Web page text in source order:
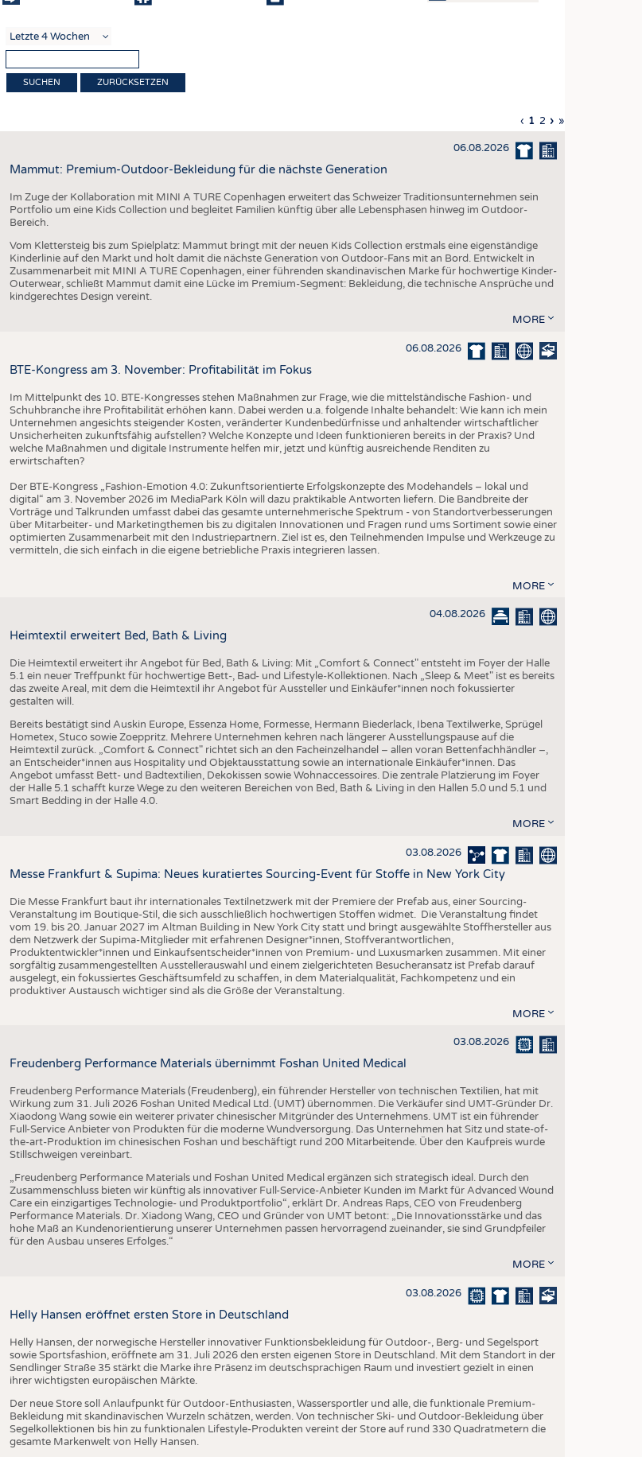
RECYCLING
TECHNISCHE TEXTILIEN
MEDIZIN
HAUS- UND HEIMTEXTILIEN
AUSSCHREIBUNGEN
DTV AUSSCHREIBUNGSDIENST
TERMINE
BRANCHENTERMINE
ZURÜCKSETZEN
Vorherige
Seite
‹ Aktuelle
Seite
1 Seite
2 Nächste
Seite
› Letzte
Seite
»
06.08.2026
Mammut: Premium-Outdoor-Bekleidung für die nächste Generation
Im Zuge der Kollaboration mit MINI A TURE Copenhagen erweitert das Schweizer Traditionsunternehmen sein
Portfolio um eine Kids Collection und begleitet Familien künftig über alle Lebensphasen hinweg im Outdoor-
Bereich.
Vom Klettersteig bis zum Spielplatz: Mammut bringt mit der neuen Kids Collection erstmals eine eigenständige
Kinderlinie auf den Markt und holt damit die nächste Generation von Outdoor-Fans mit an Bord. Entwickelt in
Zusammenarbeit mit MINI A TURE Copenhagen, einer führenden skandinavischen Marke für hochwertige Kinder-
Outerwear, schließt Mammut damit eine Lücke im Premium-Segment: Bekleidung, die technische Ansprüche und
kindgerechtes Design vereint.
MORE
06.08.2026
BTE-Kongress am 3. November: Profitabilität im Fokus
Im Mittelpunkt des 10. BTE-Kongresses stehen Maßnahmen zur Frage, wie die mittelständische Fashion- und
Schuhbranche ihre Profitabilität erhöhen kann. Dabei werden u.a. folgende Inhalte behandelt: Wie kann ich mein
Unternehmen angesichts steigender Kosten, veränderter Kundenbedürfnisse und anhaltender wirtschaftlicher
Unsicherheiten zukunftsfähig aufstellen? Welche Konzepte und Ideen funktionieren bereits in der Praxis? Und
welche Maßnahmen und digitale Instrumente helfen mir, jetzt und künftig ausreichende Renditen zu
erwirtschaften?
Der BTE-Kongress „Fashion-Emotion 4.0: Zukunftsorientierte Erfolgskonzepte des Modehandels – lokal und
digital“ am 3. November 2026 im MediaPark Köln will dazu praktikable Antworten liefern. Die Bandbreite der
Vorträge und Talkrunden umfasst dabei das gesamte unternehmerische Spektrum - von Standortverbesserungen
über Mitarbeiter- und Marketingthemen bis zu digitalen Innovationen und Fragen rund ums Sortiment sowie einer
optimierten Zusammenarbeit mit den Industriepartnern. Ziel ist es, den Teilnehmenden Impulse und Werkzeuge zu
vermitteln, die sich einfach in die eigene betriebliche Praxis integrieren lassen.
MORE
04.08.2026
Heimtextil erweitert Bed, Bath & Living
Die Heimtextil erweitert ihr Angebot für Bed, Bath & Living: Mit „Comfort & Connect" entsteht im Foyer der Halle
5.1 ein neuer Treffpunkt für hochwertige Bett-, Bad- und Lifestyle-Kollektionen. Nach „Sleep & Meet" ist es bereits
das zweite Areal, mit dem die Heimtextil ihr Angebot für Aussteller und Einkäufer*innen noch fokussierter
gestalten will.
Bereits bestätigt sind Auskin Europe, Essenza Home, Formesse, Hermann Biederlack, Ibena Textilwerke, Sprügel
Hometex, Stuco sowie Zoeppritz. Mehrere Unternehmen kehren nach längerer Ausstellungspause auf die
Heimtextil zurück. „Comfort & Connect" richtet sich an den Facheinzelhandel – allen voran Bettenfachhändler –,
an Entscheider*innen aus Hospitality und Objektausstattung sowie an internationale Einkäufer*innen. Das
Angebot umfasst Bett- und Badtextilien, Dekokissen sowie Wohnaccessoires. Die zentrale Platzierung im Foyer
der Halle 5.1 schafft kurze Wege zu den weiteren Bereichen von Bed, Bath & Living in den Hallen 5.0 und 5.1 und
Smart Bedding in der Halle 4.0.
MORE
03.08.2026
Messe Frankfurt & Supima: Neues kuratiertes Sourcing-Event für Stoffe in New York City
Die Messe Frankfurt baut ihr internationales Textilnetzwerk mit der Premiere der Prefab aus, einer Sourcing-
Veranstaltung im Boutique-Stil, die sich ausschließlich hochwertigen Stoffen widmet. Die Veranstaltung findet
vom 19. bis 20. Januar 2027 im Altman Building in New York City statt und bringt ausgewählte Stoffhersteller aus
dem Netzwerk der Supima-Mitglieder mit erfahrenen Designer*innen, Stoffverantwortlichen,
Produktentwickler*innen und Einkaufsentscheider*innen von Premium- und Luxusmarken zusammen. Mit einer
sorgfältig zusammengestellten Ausstellerauswahl und einem zielgerichteten Besucheransatz ist Prefab darauf
ausgelegt, ein fokussiertes Geschäftsumfeld zu schaffen, in dem Materialqualität, Fachkompetenz und ein
produktiver Austausch wichtiger sind als die Größe der Veranstaltung.
MORE
03.08.2026
Freudenberg Performance Materials übernimmt Foshan United Medical
Freudenberg Performance Materials (Freudenberg), ein führender Hersteller von technischen Textilien, hat mit
Wirkung zum 31. Juli 2026 Foshan United Medical Ltd. (UMT) übernommen. Die Verkäufer sind UMT-Gründer Dr.
Xiaodong Wang sowie ein weiterer privater chinesischer Mitgründer des Unternehmens. UMT ist ein führender
Full-Service Anbieter von Produkten für die moderne Wundversorgung. Das Unternehmen hat Sitz und state-of-
the-art-Produktion im chinesischen Foshan und beschäftigt rund 200 Mitarbeitende. Über den Kaufpreis wurde
Stillschweigen vereinbart.
„Freudenberg Performance Materials und Foshan United Medical ergänzen sich strategisch ideal. Durch den
Zusammenschluss bieten wir künftig als innovativer Full-Service-Anbieter Kunden im Markt für Advanced Wound
Care ein einzigartiges Technologie- und Produktportfolio“, erklärt Dr. Andreas Raps, CEO von Freudenberg
Performance Materials. Dr. Xiadong Wang, CEO und Gründer von UMT betont: „Die Innovationsstärke und das
hohe Maß an Kundenorientierung unserer Unternehmen passen hervorragend zueinander, sie sind Grundpfeiler
für den Ausbau unseres Erfolges.“
MORE
03.08.2026
Helly Hansen eröffnet ersten Store in Deutschland
Helly Hansen, der norwegische Hersteller innovativer Funktionsbekleidung für Outdoor-, Berg- und Segelsport
sowie Sportsfashion, eröffnete am 31. Juli 2026 den ersten eigenen Store in Deutschland. Mit dem Standort in der
Sendlinger Straße 35 stärkt die Marke ihre Präsenz im deutschsprachigen Raum und investiert gezielt in einen
ihrer wichtigsten europäischen Märkte.
Der neue Store soll Anlaufpunkt für Outdoor-Enthusiasten, Wassersportler und alle, die funktionale Premium-
Bekleidung mit skandinavischen Wurzeln schätzen, werden. Von technischer Ski- und Outdoor-Bekleidung über
Segelkollektionen bis hin zu funktionalen Lifestyle-Produkten vereint der Store auf rund 330 Quadratmetern die
gesamte Markenwelt von Helly Hansen.